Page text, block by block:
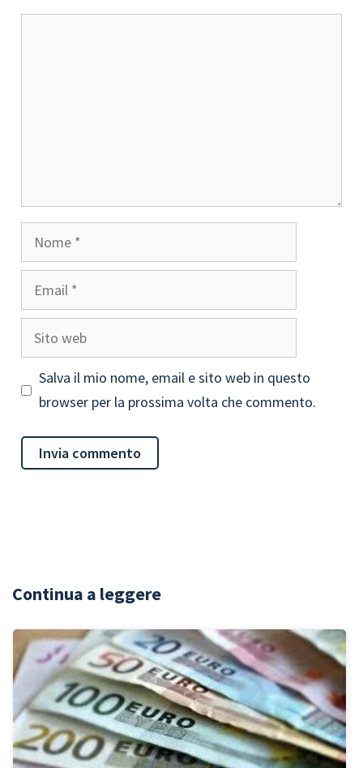
Nome
Email
Sito
web
Salva il mio nome, email e sito web in questo
browser per la prossima volta che commento.
Continua a leggere